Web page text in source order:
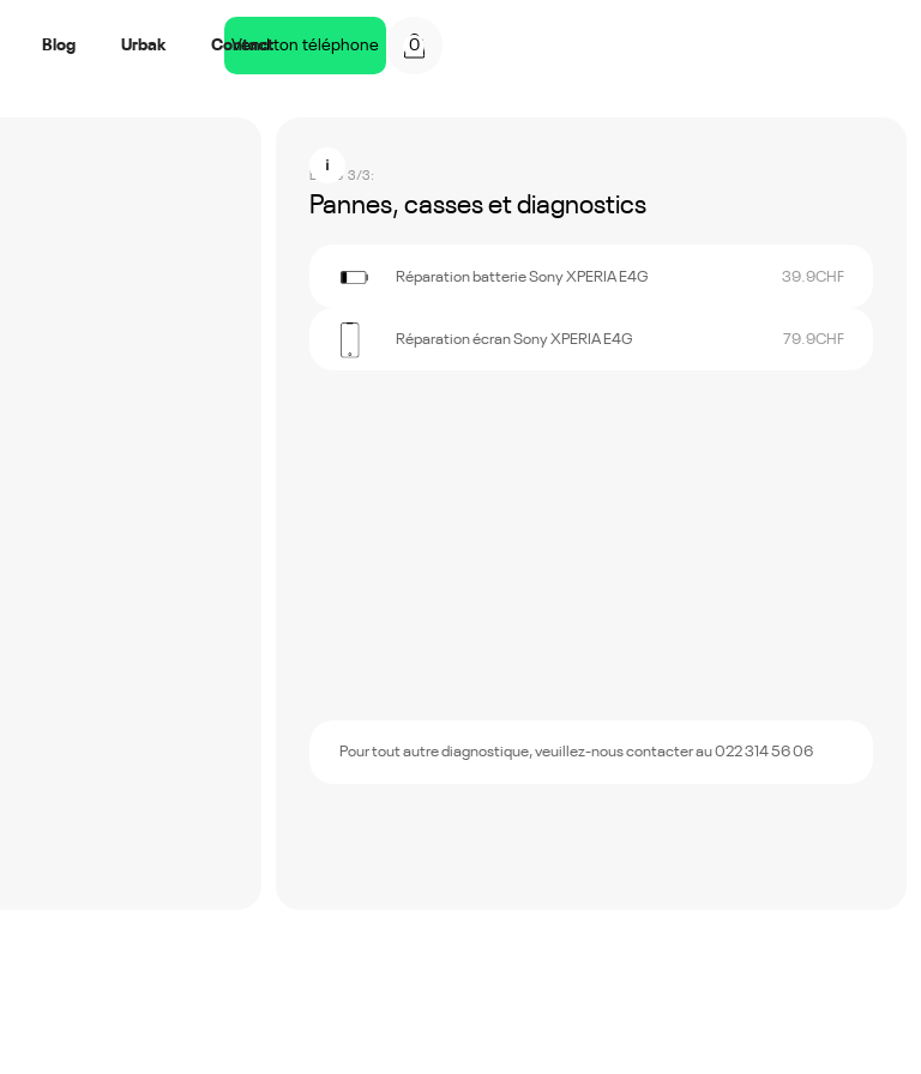
Blog Urbak Contact
Vend ton téléphone 0
Étape 3/3:
Pannes, casses et diagnostics
Réparation batterie Sony XPERIA E4G 39.9CHF
Réparation écran Sony XPERIA E4G 79.9CHF
Pour tout autre diagnostique, veuillez-nous contacter au 022 314 56 06